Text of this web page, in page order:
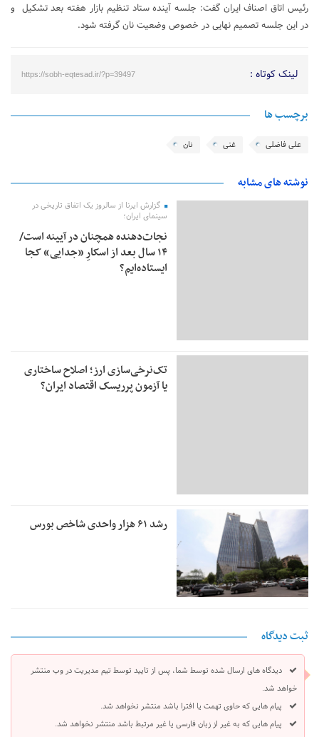
رئیس اتاق اصناف ایران گفت: جلسه آینده ستاد تنظیم بازار هفته بعد تشکیل و
در این جلسه تصمیم نهایی در خصوص وضعیت نان گرفته شود.
لینک کوتاه : https://sobh-eqtesad.ir/?p=39497
برچسب ها
علی فاضلی غنی نان
نوشته های مشابه
گزارش ایرنا از سالروز یک اتفاق تاریخی در
سینمای ایران؛
نجات‌دهنده‌ همچنان در آیینه است/
۱۴ سال بعد از اسکارِ «جدایی» کجا
ایستاده‌ایم؟
تک‌نرخی‌سازی ارز؛ اصلاح ساختاری
یا آزمون پرریسک اقتصاد ایران؟
رشد ۶۱ هزار واحدی شاخص بورس
ثبت دیدگاه
دیدگاه های ارسال شده توسط شما، پس از تایید توسط تیم مدیریت در وب منتشر
خواهد شد.
پیام هایی که حاوی تهمت یا افترا باشد منتشر نخواهد شد.
پیام هایی که به غیر از زبان فارسی یا غیر مرتبط باشد منتشر نخواهد شد.